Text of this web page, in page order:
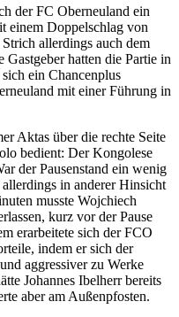
der FC Oberneuland ein
einem Doppelschlag von
allerdings auch dem
Gastgeber hatten die Partie in
ein Chancenplus
mit einer Führung in
Aktas über die rechte Seite
bedient: Der Kongolese
der Pausenstand ein wenig
in anderer Hinsicht
musste Wojchiech
kurz vor der Pause
erarbeitete sich der FCO
indem er sich der
aggressiver zu Werke
Johannes Ibelherr bereits
aber am Außenpfosten.